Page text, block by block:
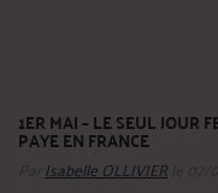
1ER MAI – LE SEUL JOUR
PAYE EN FRANCE
Isabelle OLLIVIERle 07/